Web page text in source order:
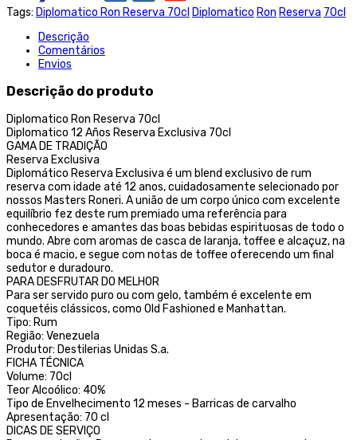
Tags: Diplomatico Ron Reserva 70cl Diplomatico Ron Reserva 70cl
Descrição
Comentários
Envios
Descrição do produto
Diplomatico Ron Reserva 70cl
Diplomatico 12 Años Reserva Exclusiva 70cl
GAMA DE TRADIÇÃO
Reserva Exclusiva
Diplomático Reserva Exclusiva é um blend exclusivo de rum
reserva com idade até 12 anos, cuidadosamente selecionado por
nossos Masters Roneri. A união de um corpo único com excelente
equilíbrio fez deste rum premiado uma referência para
conhecedores e amantes das boas bebidas espirituosas de todo o
mundo. Abre com aromas de casca de laranja, toffee e alcaçuz, na
boca é macio, e segue com notas de toffee oferecendo um final
sedutor e duradouro.
PARA DESFRUTAR DO MELHOR
Para ser servido puro ou com gelo, também é excelente em
coquetéis clássicos, como Old Fashioned e Manhattan.
Tipo: Rum
Região: Venezuela
Produtor: Destilerias Unidas S.a.
FICHA TÉCNICA
Volume: 70cl
Teor Alcoólico: 40%
Tipo de Envelhecimento 12 meses - Barricas de carvalho
Apresentação: 70 cl
DICAS DE SERVIÇO